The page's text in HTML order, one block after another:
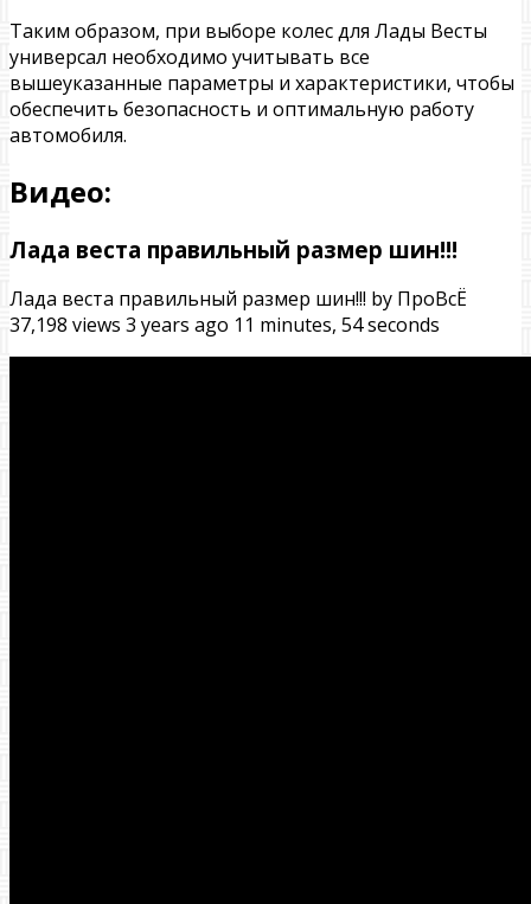
Таким образом, при выборе колес для Лады Весты
универсал необходимо учитывать все
вышеуказанные параметры и характеристики, чтобы
обеспечить безопасность и оптимальную работу
автомобиля.
Видео:
Лада веста правильный размер шин!!!
Лада веста правильный размер шин!!! by ПроВсЁ
37,198 views 3 years ago 11 minutes, 54 seconds